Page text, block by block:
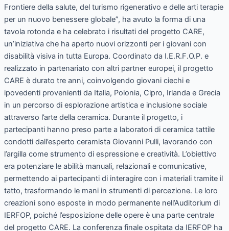
Frontiere della salute, del turismo rigenerativo e delle arti terapie
per un nuovo benessere globale”, ha avuto la forma di una
tavola rotonda e ha celebrato i risultati del progetto CARE,
un’iniziativa che ha aperto nuovi orizzonti per i giovani con
disabilità visiva in tutta Europa. Coordinato da I.E.R.F.O.P. e
realizzato in partenariato con altri partner europei, il progetto
CARE è durato tre anni, coinvolgendo giovani ciechi e
ipovedenti provenienti da Italia, Polonia, Cipro, Irlanda e Grecia
in un percorso di esplorazione artistica e inclusione sociale
attraverso l’arte della ceramica. Durante il progetto, i
partecipanti hanno preso parte a laboratori di ceramica tattile
condotti dall’esperto ceramista Giovanni Pulli, lavorando con
l’argilla come strumento di espressione e creatività. L’obiettivo
era potenziare le abilità manuali, relazionali e comunicative,
permettendo ai partecipanti di interagire con i materiali tramite il
tatto, trasformando le mani in strumenti di percezione. Le loro
creazioni sono esposte in modo permanente nell’Auditorium di
IERFOP, poiché l’esposizione delle opere è una parte centrale
del progetto CARE. La conferenza finale ospitata da IERFOP ha